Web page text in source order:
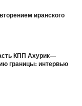
иранского
КПП Ахурик—
границы։ интервью